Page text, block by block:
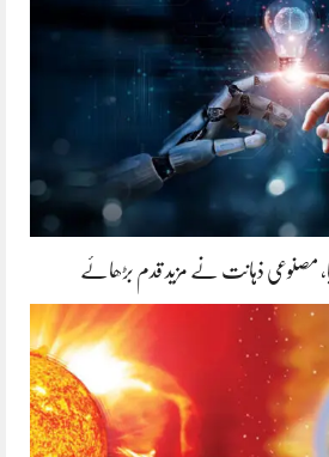
مصنوعی ذہانت نے مزید قدم بڑھائے